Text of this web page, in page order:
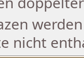
nicht